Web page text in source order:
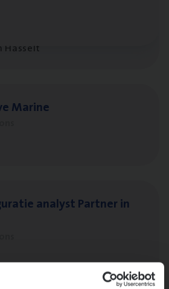
Hasselt
Marine
ana­lyst Part­ner in